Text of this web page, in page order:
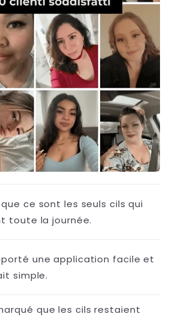
ce sont les seuls cils qui
toute la journée.
une application facile et
simple.
que les cils restaient